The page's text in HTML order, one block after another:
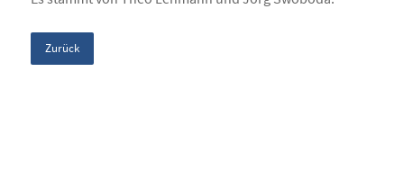
Zurück